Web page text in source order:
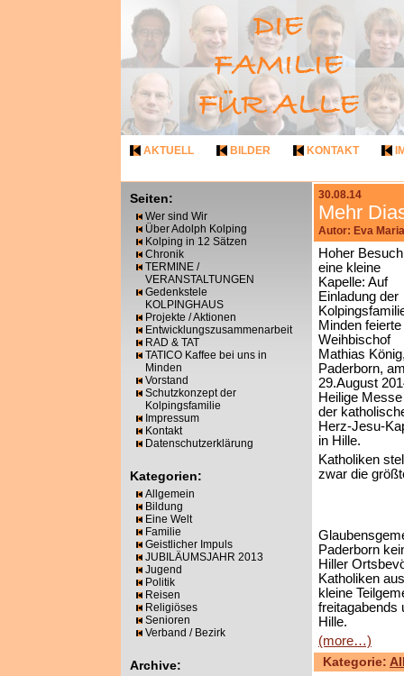
AKTUELL BILDER KONTAKT
Seiten:
Wer sind Wir
Über Adolph Kolping
Kolping in 12 Sätzen
Chronik
TERMINE /
VERANSTALTUNGEN
Gedenkstele
KOLPINGHAUS
Projekte / Aktionen
Entwicklungszusammenarbeit
RAD & TAT
TATICO Kaffee bei uns in
Minden
Vorstand
Schutzkonzept der
Kolpingsfamilie
Impressum
Kontakt
Datenschutzerklärung
Kategorien:
Allgemein
Bildung
Eine Welt
Familie
Geistlicher Impuls
JUBILÄUMSJAHR 2013
Jugend
Politik
Reisen
Religiöses
Senioren
Verband / Bezirk
Archive:
30.08.14
Mehr
Autor: Eva
Hoher
eine kleine
Kapelle: Auf
Einladung der
Minden feierte
Weihbischof
Mathias
Paderborn,
29.August
Heilige
der
Herz-Jesu-
in Hille.
Katholiken
zwar die
Paderborn
Hiller
Katholiken
kleine
freitagabends
Hille.
(more…)
Kategorie: